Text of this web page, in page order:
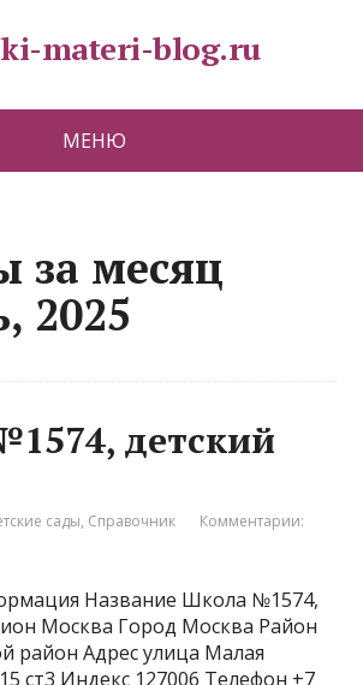
materi-blog.ru
МЕНЮ
за месяц
2025
детский
сады, Справочник
Комментарии:
Название Школа №1574,
Москва Город Москва Район
район Адрес улица Малая
ст3 Индекс 127006 Телефон +7